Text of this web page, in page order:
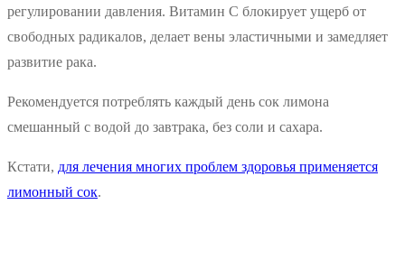
регулировании давления. Витамин С блокирует ущерб от
свободных радикалов, делает вены эластичными и замедляет
развитие рака.
Рекомендуется потреблять каждый день сок лимона
смешанный с водой до завтрака, без соли и сахара.
Кстати, для лечения многих проблем здоровья применяется
лимонный сок.